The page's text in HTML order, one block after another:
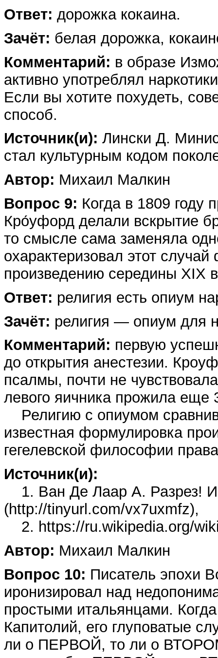
Ответ: дорожка кокаина.
Зачёт: белая дорожка,
Комментарий: в образе
активно употреблял
Если вы хотите похудеть,
способ.
Источник(и): Лински Д.
стал культурным кодом
Автор: Михаил Малкин
Вопрос 9: Когда в 1809 году
Кро́уфорд делали вскрытие
то смысле сама заменяла
охарактеризовал этот
произведению середины XIX
Ответ: религия есть опиум
Зачёт: религия — опиум для
Комментарий: первую
до открытия анестезии.
псалмы, почти не
левого яичника прожила еще
Религию с опиумом
известная формулировка
гегелевской философии
Источник(и):
1. Ван Де Лаар А. Разрез!
(http://tinyurl.com/vx7uxmfz),
2. https://ru.wikipedia.org/
Автор: Михаил Малкин
Вопрос 10: Писатель эпохи
иронизировал над
простыми итальянцами.
Капитолий, его глуповатые
ли о ПЕРВОЙ, то ли о